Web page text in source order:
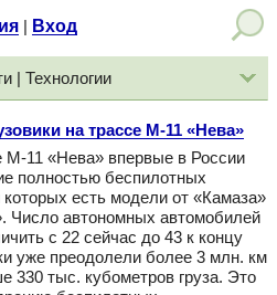
Вход
| Технологии
на трассе М-11 «Нева»
11 «Нева» впервые в России
полностью беспилотных
которых есть модели от «Камаза»
Число автономных автомобилей
с 22 сейчас до 43 к концу
уже преодолели более 3 млн. км
330 тыс. кубометров груза. Это